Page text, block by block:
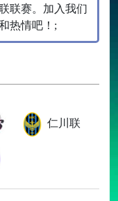
联赛。加入我们
热情吧！;
仁川联